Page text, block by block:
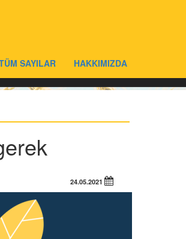
SAYILAR HAKKIMIZDA
24.05.2021